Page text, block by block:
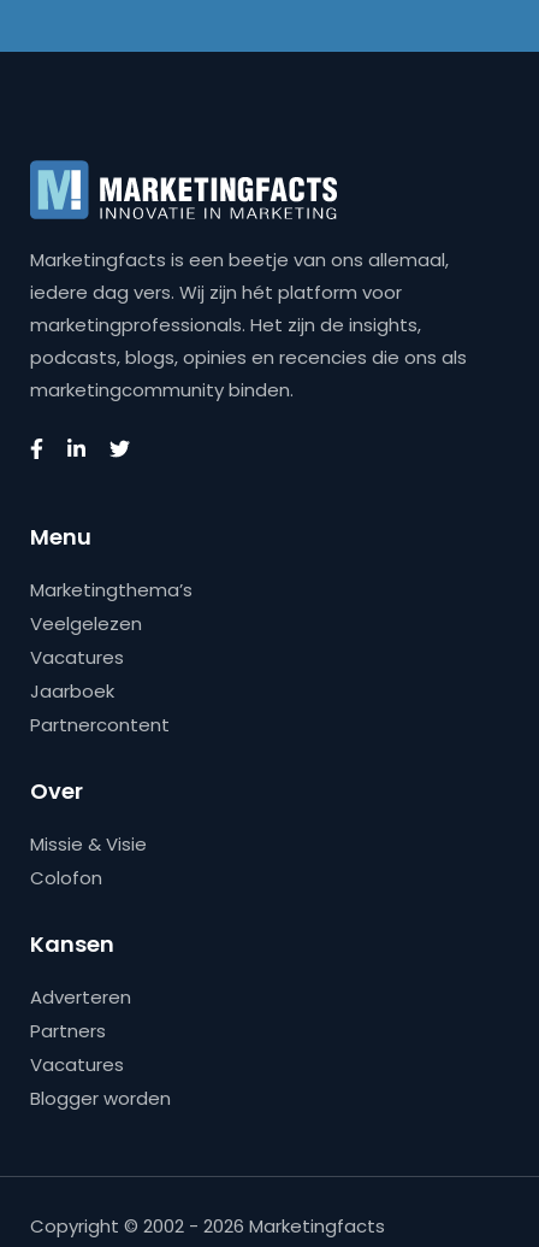
Marketingfacts is een beetje van ons allemaal,
iedere dag vers. Wij zijn hét platform voor
marketingprofessionals. Het zijn de insights,
podcasts, blogs, opinies en recencies die ons als
marketingcommunity binden.
Menu
Marketingthema’s
Veelgelezen
Vacatures
Jaarboek
Partnercontent
Over
Missie & Visie
Colofon
Kansen
Adverteren
Partners
Vacatures
Blogger worden
Copyright © 2002 - 2026 Marketingfacts